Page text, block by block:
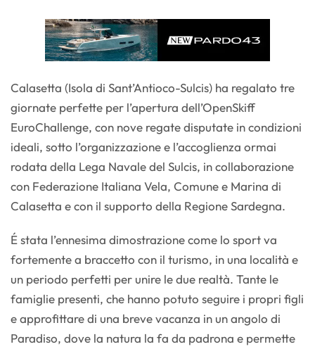
Calasetta (Isola di Sant’Antioco-Sulcis) ha regalato tre
giornate perfette per l’apertura dell’OpenSkiff
EuroChallenge, con nove regate disputate in condizioni
ideali, sotto l’organizzazione e l’accoglienza ormai
rodata della Lega Navale del Sulcis, in collaborazione
con Federazione Italiana Vela, Comune e Marina di
Calasetta e con il supporto della Regione Sardegna.
É stata l’ennesima dimostrazione come lo sport va
fortemente a braccetto con il turismo, in una località e
un periodo perfetti per unire le due realtà. Tante le
famiglie presenti, che hanno potuto seguire i propri figli
e approfittare di una breve vacanza in un angolo di
Paradiso, dove la natura la fa da padrona e permette